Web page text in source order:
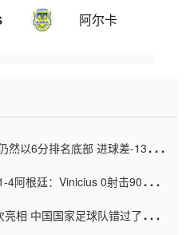
阿尔卡
然以6分排名底部 进球差-13令人
阿根廷：Vinicius 0射击90分钟
相 中国国家足球队错过了世界